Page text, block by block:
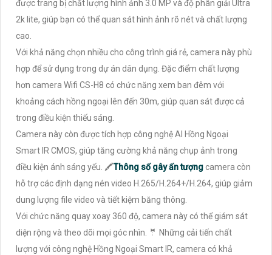
được trang bị chất lượng hình ảnh 3.0 MP và độ phân giải Ultra
2k lite, giúp bạn có thể quan sát hình ảnh rõ nét và chất lượng
cao.
Với khả năng chọn nhiều cho công trình giá rẻ, camera này phù
hợp để sử dụng trong dự án dân dụng. Đặc điểm chất lượng
hơn camera Wifi CS-H8 có chức năng xem ban đêm với
khoảng cách hồng ngoại lên đến 30m, giúp quan sát được cả
trong điều kiện thiếu sáng.
Camera này còn được tích hợp công nghệ AI Hồng Ngoại
Smart IR CMOS, giúp tăng cường khả năng chụp ảnh trong
điều kiện ánh sáng yếu. 🖍Thông số gây ấn tượngcamera còn
hỗ trợ các định dạng nén video H.265/H.264+/H.264, giúp giảm
dung lượng file video và tiết kiệm băng thông.
Với chức năng quay xoay 360 độ, camera này có thể giám sát
diện rộng và theo dõi mọi góc nhìn. 🤵 Những cải tiến chất
lượng với công nghệ Hồng Ngoại Smart IR, camera có khả